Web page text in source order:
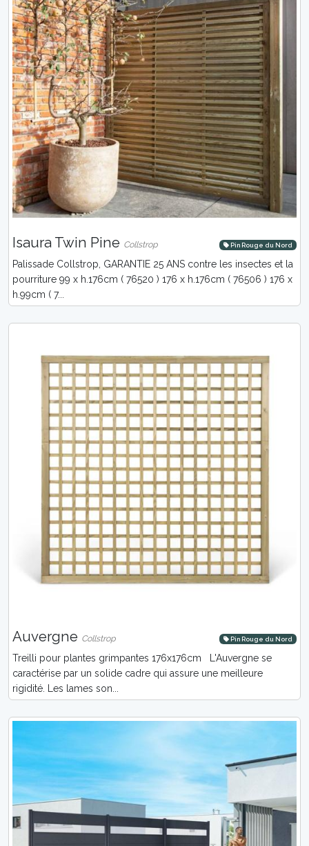
Isaura Twin Pine Collstrop Pin Rouge du Nord
Palissade Collstrop, GARANTIE 25 ANS contre les insectes et la
pourriture 99 x h.176cm ( 76520 ) 176 x h.176cm ( 76506 ) 176 x
h.99cm ( 7...
Auvergne Collstrop Pin Rouge du Nord
Treilli pour plantes grimpantes 176x176cm L'Auvergne se
caractérise par un solide cadre qui assure une meilleure
rigidité. Les lames son...